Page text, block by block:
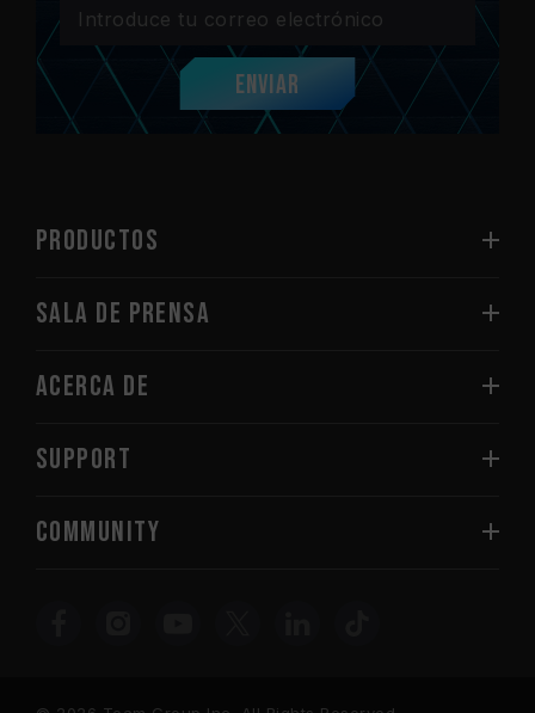
Enviar
PRODUCTOS
Sala de prensa
Acerca de
SUPPORT
COMMUNITY